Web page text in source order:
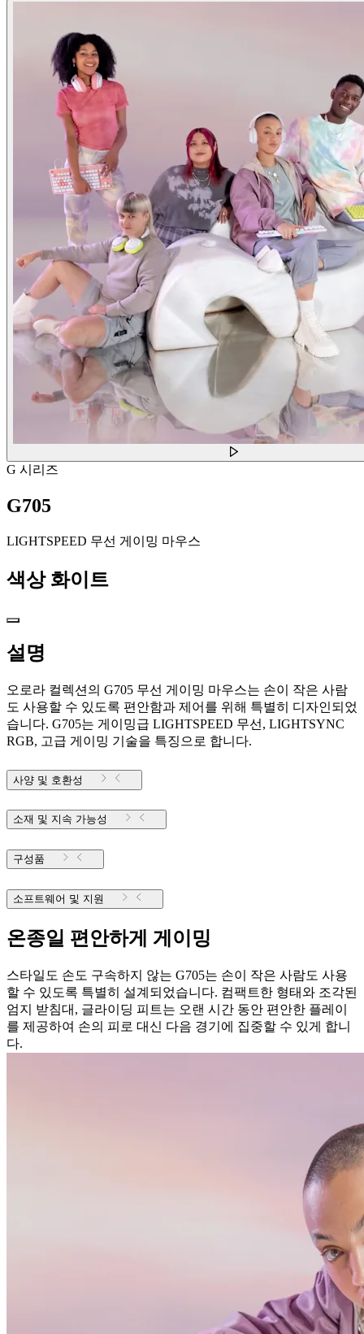
G 시리즈
G705
LIGHTSPEED 무선 게이밍 마우스
색상 화이트
설명
오로라 컬렉션의 G705 무선 게이밍 마우스는 손이 작은 사람
도 사용할 수 있도록 편안함과 제어를 위해 특별히 디자인되었
습니다. G705는 게이밍급 LIGHTSPEED 무선, LIGHTSYNC
RGB, 고급 게이밍 기술을 특징으로 합니다.
사양 및 호환성
소재 및 지속 가능성
구성품
소프트웨어 및 지원
온종일 편안하게 게이밍
스타일도 손도 구속하지 않는 G705는 손이 작은 사람도 사용
할 수 있도록 특별히 설계되었습니다. 컴팩트한 형태와 조각된
엄지 받침대, 글라이딩 피트는 오랜 시간 동안 편안한 플레이
를 제공하여 손의 피로 대신 다음 경기에 집중할 수 있게 합니
다.